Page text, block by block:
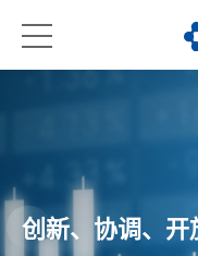
创新、协调、开